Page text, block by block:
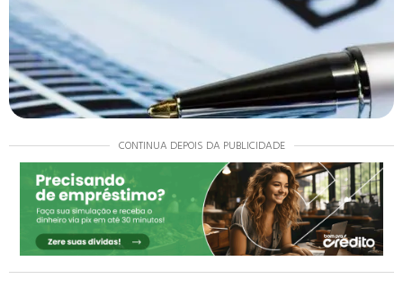
CONTINUA DEPOIS DA PUBLICIDADE